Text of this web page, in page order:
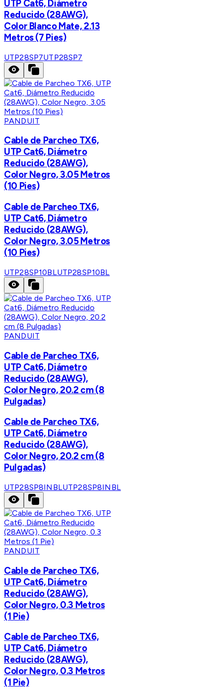
UTP Cat6, Diámetro
Reducido (28AWG),
Color Blanco Mate, 2.13
Metros (7 Pies)
UTP28SP7UTP28SP7
PANDUIT
Cable de Parcheo TX6,
UTP Cat6, Diámetro
Reducido (28AWG),
Color Negro, 3.05 Metros
(10 Pies)
Cable de Parcheo TX6,
UTP Cat6, Diámetro
Reducido (28AWG),
Color Negro, 3.05 Metros
(10 Pies)
UTP28SP10BLUTP28SP10BL
PANDUIT
Cable de Parcheo TX6,
UTP Cat6, Diámetro
Reducido (28AWG),
Color Negro, 20.2 cm (8
Pulgadas)
Cable de Parcheo TX6,
UTP Cat6, Diámetro
Reducido (28AWG),
Color Negro, 20.2 cm (8
Pulgadas)
UTP28SP8INBLUTP28SP8INBL
PANDUIT
Cable de Parcheo TX6,
UTP Cat6, Diámetro
Reducido (28AWG),
Color Negro, 0.3 Metros
(1 Pie)
Cable de Parcheo TX6,
UTP Cat6, Diámetro
Reducido (28AWG),
Color Negro, 0.3 Metros
(1 Pie)